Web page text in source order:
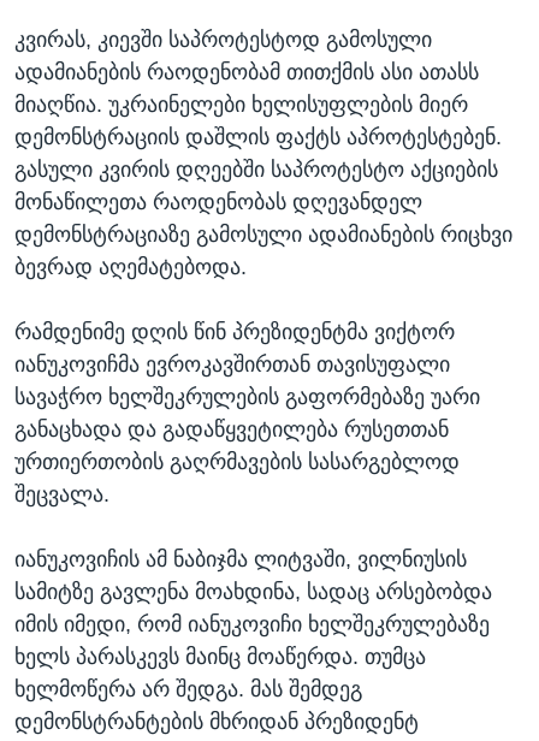
კვირას, კიევში საპროტესტოდ გამოსული
ადამიანების რაოდენობამ თითქმის ასი ათასს
მიაღწია. უკრაინელები ხელისუფლების მიერ
დემონსტრაციის დაშლის ფაქტს აპროტესტებენ.
გასული კვირის დღეებში საპროტესტო აქციების
მონაწილეთა რაოდენობას დღევანდელ
დემონსტრაციაზე გამოსული ადამიანების რიცხვი
ბევრად აღემატებოდა.
რამდენიმე დღის წინ პრეზიდენტმა ვიქტორ
იანუკოვიჩმა ევროკავშირთან თავისუფალი
სავაჭრო ხელშეკრულების გაფორმებაზე უარი
განაცხადა და გადაწყვეტილება რუსეთთან
ურთიერთობის გაღრმავების სასარგებლოდ
შეცვალა.
იანუკოვიჩის ამ ნაბიჯმა ლიტვაში, ვილნიუსის
სამიტზე გავლენა მოახდინა, სადაც არსებობდა
იმის იმედი, რომ იანუკოვიჩი ხელშეკრულებაზე
ხელს პარასკევს მაინც მოაწერდა. თუმცა
ხელმოწერა არ შედგა. მას შემდეგ
დემონსტრანტების მხრიდან პრეზიდენტ